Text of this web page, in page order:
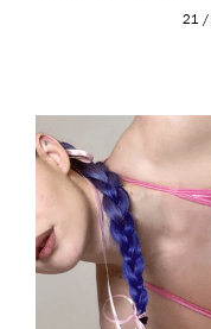
que los
21